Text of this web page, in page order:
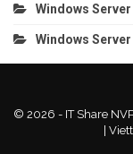
Windows Server
Windows Server
© 2026 - IT Share
|